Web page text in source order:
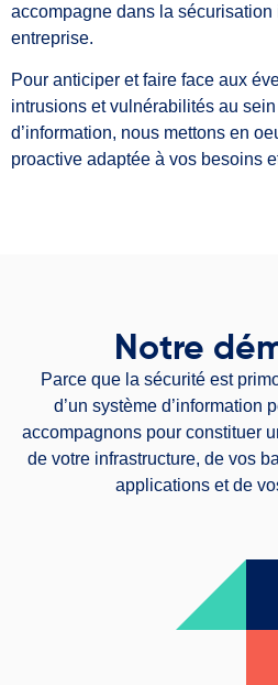
accompagne dans la sécurisation
entreprise.
Pour anticiper et faire face aux
intrusions et vulnérabilités au
d’information, nous mettons en
proactive adaptée à vos besoins
Notre
Parce que la sécurité est
d’un système d’information
accompagnons pour constituer
de votre infrastructure, de vos
applications et de